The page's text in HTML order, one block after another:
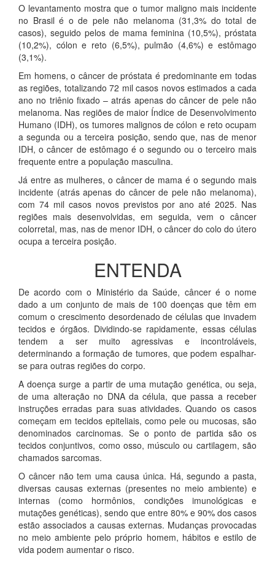
O levantamento mostra que o tumor maligno mais incidente
no Brasil é o de pele não melanoma (31,3% do total de
casos), seguido pelos de mama feminina (10,5%), próstata
(10,2%), cólon e reto (6,5%), pulmão (4,6%) e estômago
(3,1%).
Em homens, o câncer de próstata é predominante em todas
as regiões, totalizando 72 mil casos novos estimados a cada
ano no triênio fixado – atrás apenas do câncer de pele não
melanoma. Nas regiões de maior Índice de Desenvolvimento
Humano (IDH), os tumores malignos de cólon e reto ocupam
a segunda ou a terceira posição, sendo que, nas de menor
IDH, o câncer de estômago é o segundo ou o terceiro mais
frequente entre a população masculina.
Já entre as mulheres, o câncer de mama é o segundo mais
incidente (atrás apenas do câncer de pele não melanoma),
com 74 mil casos novos previstos por ano até 2025. Nas
regiões mais desenvolvidas, em seguida, vem o câncer
colorretal, mas, nas de menor IDH, o câncer do colo do útero
ocupa a terceira posição.
ENTENDA
De acordo com o Ministério da Saúde, câncer é o nome
dado a um conjunto de mais de 100 doenças que têm em
comum o crescimento desordenado de células que invadem
tecidos e órgãos. Dividindo-se rapidamente, essas células
tendem a ser muito agressivas e incontroláveis,
determinando a formação de tumores, que podem espalhar-
se para outras regiões do corpo.
A doença surge a partir de uma mutação genética, ou seja,
de uma alteração no DNA da célula, que passa a receber
instruções erradas para suas atividades. Quando os casos
começam em tecidos epiteliais, como pele ou mucosas, são
denominados carcinomas. Se o ponto de partida são os
tecidos conjuntivos, como osso, músculo ou cartilagem, são
chamados sarcomas.
O câncer não tem uma causa única. Há, segundo a pasta,
diversas causas externas (presentes no meio ambiente) e
internas (como hormônios, condições imunológicas e
mutações genéticas), sendo que entre 80% e 90% dos casos
estão associados a causas externas. Mudanças provocadas
no meio ambiente pelo próprio homem, hábitos e estilo de
vida podem aumentar o risco.